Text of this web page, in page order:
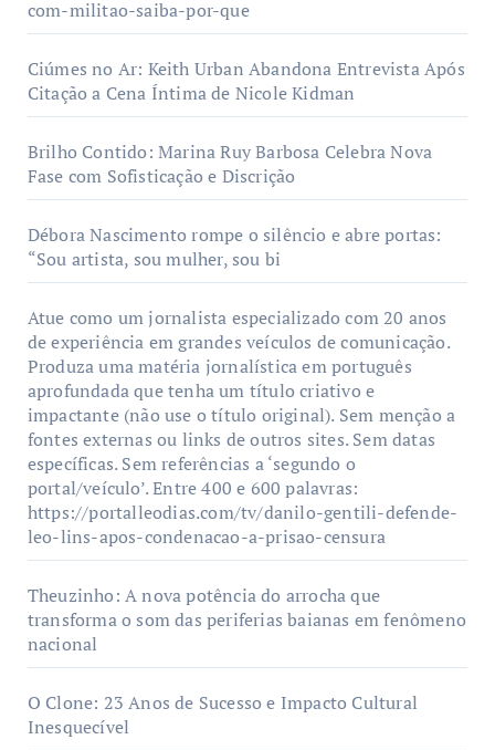
com-militao-saiba-por-que
Ciúmes no Ar: Keith Urban Abandona Entrevista Após
Citação a Cena Íntima de Nicole Kidman
Brilho Contido: Marina Ruy Barbosa Celebra Nova
Fase com Sofisticação e Discrição
Débora Nascimento rompe o silêncio e abre portas:
“Sou artista, sou mulher, sou bi
Atue como um jornalista especializado com 20 anos
de experiência em grandes veículos de comunicação.
Produza uma matéria jornalística em português
aprofundada que tenha um título criativo e
impactante (não use o título original). Sem menção a
fontes externas ou links de outros sites. Sem datas
específicas. Sem referências a ‘segundo o
portal/veículo’. Entre 400 e 600 palavras:
https://portalleodias.com/tv/danilo-gentili-defende-
leo-lins-apos-condenacao-a-prisao-censura
Theuzinho: A nova potência do arrocha que
transforma o som das periferias baianas em fenômeno
nacional
O Clone: 23 Anos de Sucesso e Impacto Cultural
Inesquecível